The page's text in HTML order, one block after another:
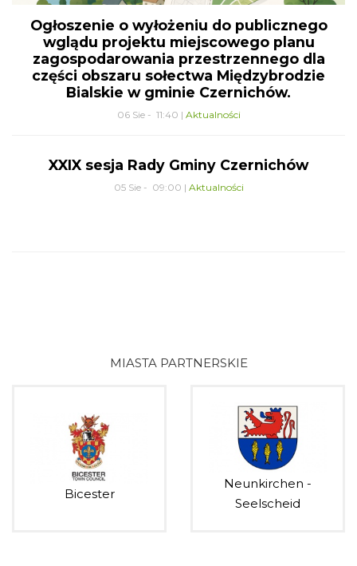
Ogłoszenie o wyłożeniu do publicznego
wglądu projektu miejscowego planu
zagospodarowania przestrzennego dla
części obszaru sołectwa Międzybrodzie
Bialskie w gminie Czernichów.
06 Sie - 11:40 | Aktualności
XXIX sesja Rady Gminy Czernichów
05 Sie - 09:00 | Aktualności
MIASTA PARTNERSKIE
Bicester
Neunkirchen -
Seelscheid